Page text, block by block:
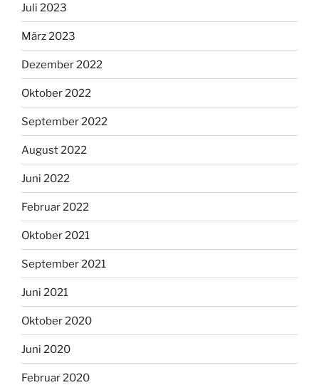
Juli 2023
März 2023
Dezember 2022
Oktober 2022
September 2022
August 2022
Juni 2022
Februar 2022
Oktober 2021
September 2021
Juni 2021
Oktober 2020
Juni 2020
Februar 2020